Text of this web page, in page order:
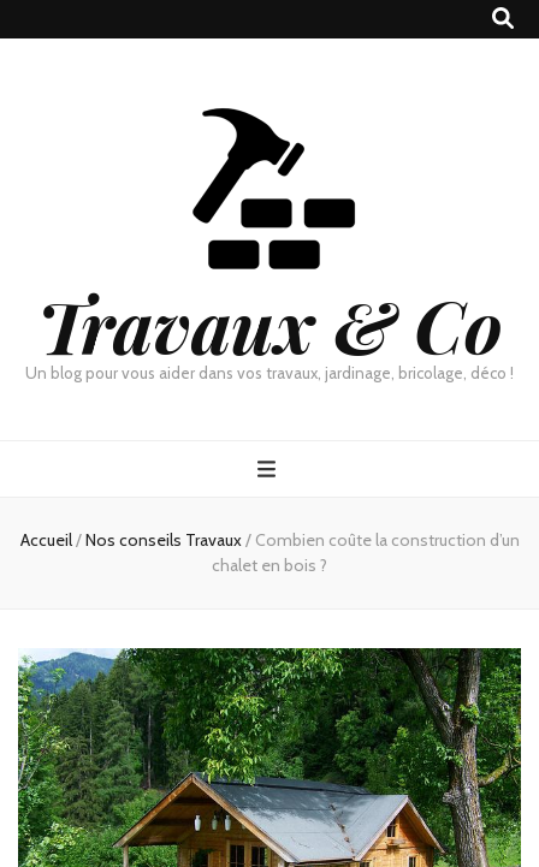
Travaux & Co
Un blog pour vous aider dans vos travaux, jardinage, bricolage, déco !
Accueil/Nos conseils Travaux/ Combien coûte la construction d’un
chalet en bois ?